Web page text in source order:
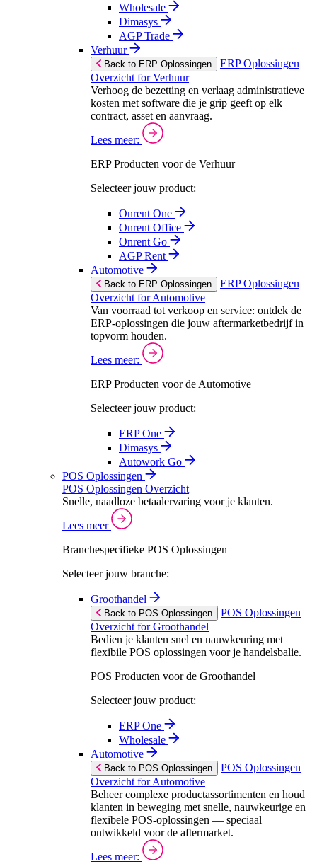
Wholesale
Dimasys
AGP Trade
Verhuur
Back to ERP Oplossingen
ERP Oplossingen
Overzicht for Verhuur
Verhoog de bezetting en verlaag administratieve
kosten met software die je grip geeft op elk
contract, asset en aanvraag.
Lees meer:
ERP Producten voor de Verhuur
Selecteer jouw product:
Onrent One
Onrent Office
Onrent Go
AGP Rent
Automotive
Back to ERP Oplossingen
ERP Oplossingen
Overzicht for Automotive
Van voorraad tot verkoop en service: ontdek de
ERP-oplossingen die jouw aftermarketbedrijf in
topvorm houden.
Lees meer:
ERP Producten voor de Automotive
Selecteer jouw product:
ERP One
Dimasys
Autowork Go
POS Oplossingen
POS Oplossingen Overzicht
Snelle, naadloze betaalervaring voor je klanten.
Lees meer
Branchespecifieke POS Oplossingen
Selecteer jouw branche:
Groothandel
Back to POS Oplossingen
POS Oplossingen
Overzicht for Groothandel
Bedien je klanten snel en nauwkeuring met
flexibile POS oplossingen voor je handelsbalie.
POS Producten voor de Groothandel
Selecteer jouw product:
ERP One
Wholesale
Automotive
Back to POS Oplossingen
POS Oplossingen
Overzicht for Automotive
Beheer complexe productassortimenten en houd
klanten in beweging met snelle, nauwkeurige en
flexibele POS-oplossingen — speciaal
ontwikkeld voor de aftermarket.
Lees meer: